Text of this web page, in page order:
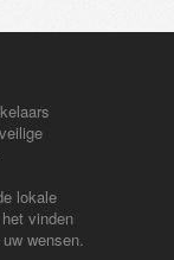
lokale
vinden
wensen.